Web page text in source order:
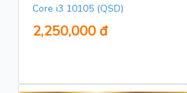
Core i3 10105 (QSD)
2,250,000 đ